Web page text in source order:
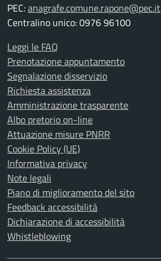
PEC:anagrafe.comune.rapone@pec.it
Centralino unico: 0976 96100
Leggi le FAQ
Prenotazione appuntamento
Segnalazione disservizio
Richiesta assistenza
Amministrazione trasparente
Albo pretorio on-line
Attuazione misure PNRR
Cookie Policy (UE)
Informativa privacy
Note legali
Piano di miglioramento del sito
Feedback accessibilità
Dichiarazione di accessibilità
Whistleblowing